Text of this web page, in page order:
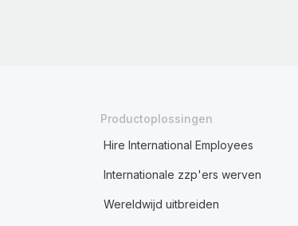
Productoplossingen
Hire International Employees
Internationale zzp'ers werven
Wereldwijd uitbreiden